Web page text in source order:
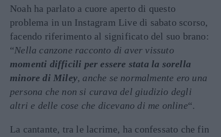
Noah ha parlato a cuore aperto di questo
problema in un Instagram Live di sabato scorso,
facendo riferimento al significato del suo brano:
“Nella canzone racconto di aver vissuto
momenti difficili per essere stata la sorella
minore di Miley, anche se normalmente ero una
persona che non si curava del giudizio degli
altri e delle cose che dicevano di me online“.
La cantante, tra le lacrime, ha confessato che fin